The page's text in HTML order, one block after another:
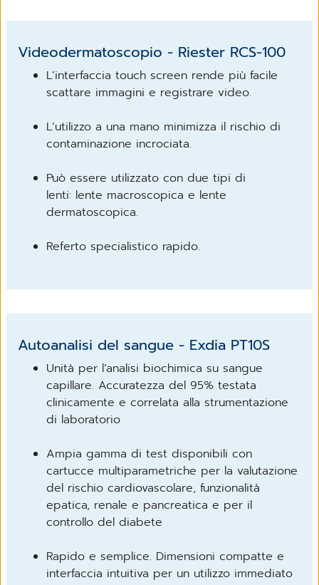
Videodermatoscopio - Riester RCS-100
L’interfaccia touch screen rende più facile
scattare immagini e registrare video.
L’utilizzo a una mano minimizza il rischio di
contaminazione incrociata.
Può essere utilizzato con due tipi di
lenti: lente macroscopica e lente
dermatoscopica.
Referto specialistico rapido.
Autoanalisi del sangue - Exdia PT10S
Unità per l’analisi biochimica su sangue
capillare. Accuratezza del 95% testata
clinicamente e correlata alla strumentazione
di laboratorio
Ampia gamma di test disponibili con
cartucce multiparametriche per la valutazione
del rischio cardiovascolare, funzionalità
epatica, renale e pancreatica e per il
controllo del diabete
Rapido e semplice. Dimensioni compatte e
interfaccia intuitiva per un utilizzo immediato